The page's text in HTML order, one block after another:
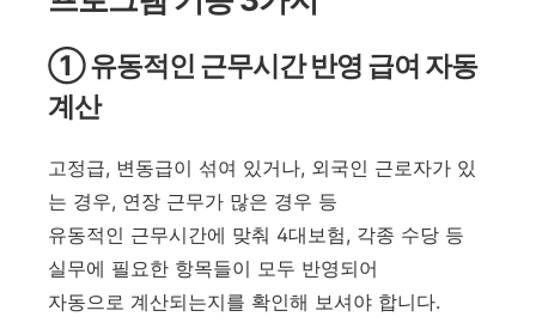
① 유동적인 근무시간 반영 급여 자동
계산
고정급, 변동급이 섞여 있거나, 외국인 근로자가 있
는 경우, 연장 근무가 많은 경우 등
유동적인 근무시간에 맞춰 4대보험, 각종 수당 등
실무에 필요한 항목들이 모두 반영되어
자동으로 계산되는지를 확인해 보셔야 합니다.